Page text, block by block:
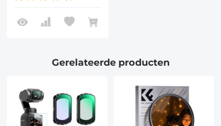
nachtfotografie,
sieradenfotografie en
Nano-Xcel-serieGerelateerde producten